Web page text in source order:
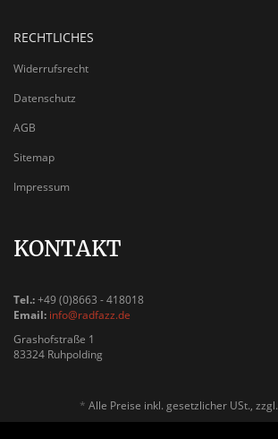
RECHTLICHES
Widerrufsrecht
Datenschutz
AGB
Sitemap
Impressum
KONTAKT
Tel.:+49 (0)8663 - 418018
Email: info@radfazz.de
Grashofstraße 1
83324 Ruhpolding
* Alle Preise inkl. gesetzlicher USt., zzgl.